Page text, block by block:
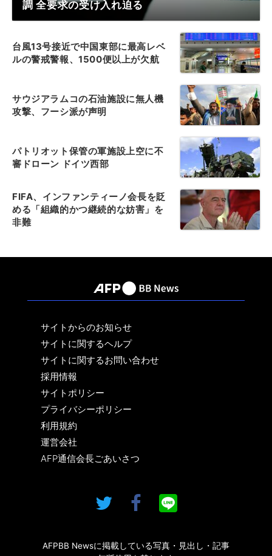
調 全要求の受け入れ迫る
台風13号接近で中国東部に最高レベ
ルの警戒警報、1500便以上が欠航
サウジアラムコの石油施設に無人機
攻撃、フーシ派が声明
パトリオット保管の軍施設上空に不
審ドローン ドイツ西部
FIFA、インファンティーノ会長を貶
める「組織的かつ継続的な妨害」を
非難
サイトからのお知らせ
サイトに関するヘルプ
サイトに関するお問い合わせ
採用情報
サイトポリシー
プライバシーポリシー
利用規約
運営会社
AFP通信会長ごあいさつ
AFPBB Newsに掲載している写真・見出し・記事